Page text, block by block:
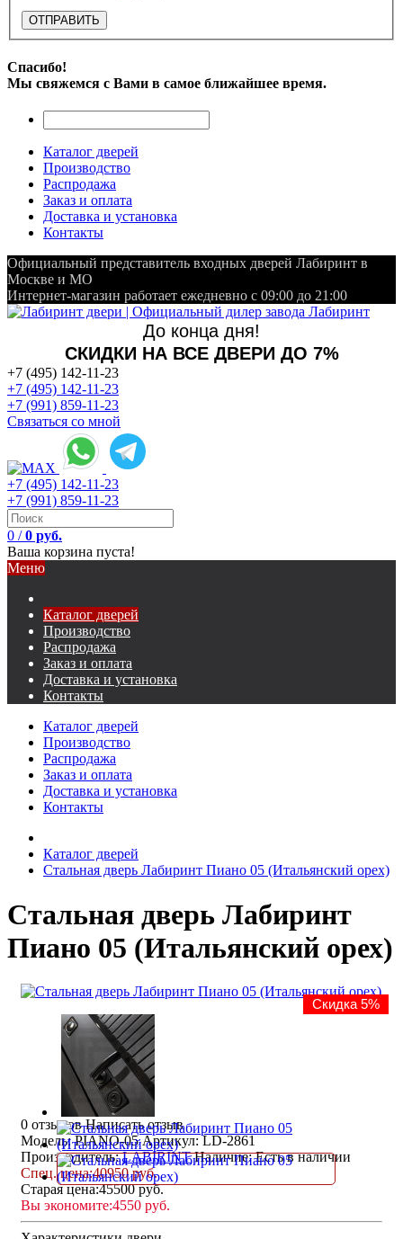
ОТПРАВИТЬ
Спасибо!
Мы свяжемся с Вами в самое ближайшее время.
Каталог дверей
Производство
Распродажа
Заказ и оплата
Доставка и установка
Контакты
Официальный представитель входных дверей Лабиринт в
Москве и МО
Интернет-магазин работает ежедневно с 09:00 до 21:00
До конца дня!
СКИДКИ НА ВСЕ ДВЕРИ ДО 7%
+7 (495) 142-11-23
+7 (495) 142-11-23
+7 (991) 859-11-23
Связаться со мной
+7 (495) 142-11-23
+7 (991) 859-11-23
0 / 0 руб.
Ваша корзина пуста!
Меню
Каталог дверей
Производство
Распродажа
Заказ и оплата
Доставка и установка
Контакты
Каталог дверей
Производство
Распродажа
Заказ и оплата
Доставка и установка
Контакты
Каталог дверей
Стальная дверь Лабиринт Пиано 05 (Итальянский орех)
Стальная дверь Лабиринт
Пиано 05 (Итальянский орех)
Скидка 5%
0 отзывов Написать отзыв
Модель: PIANO-05 Артикул: LD-2861
Производитель:LABIRINT Наличие:Есть в наличии
Спец. цена:40950 руб.
Старая цена:45500 руб.
Вы экономите:4550 руб.